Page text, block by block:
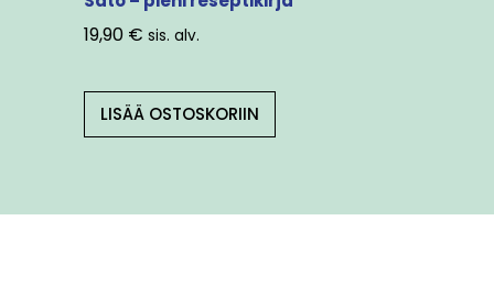
19,90 € sis. alv.
LISÄÄ OSTOSKORIIN